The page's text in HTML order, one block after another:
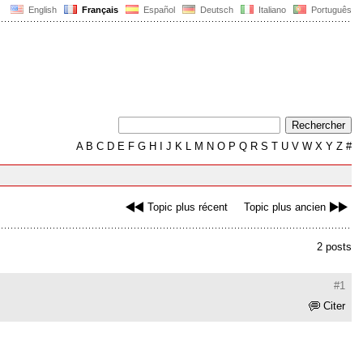
English Français Español Deutsch Italiano Português
AB C D E F G H J K L M N O P Q R S T U V W X Y Z #
Topic plus récent Topic plus ancien
2 posts
#1
Citer